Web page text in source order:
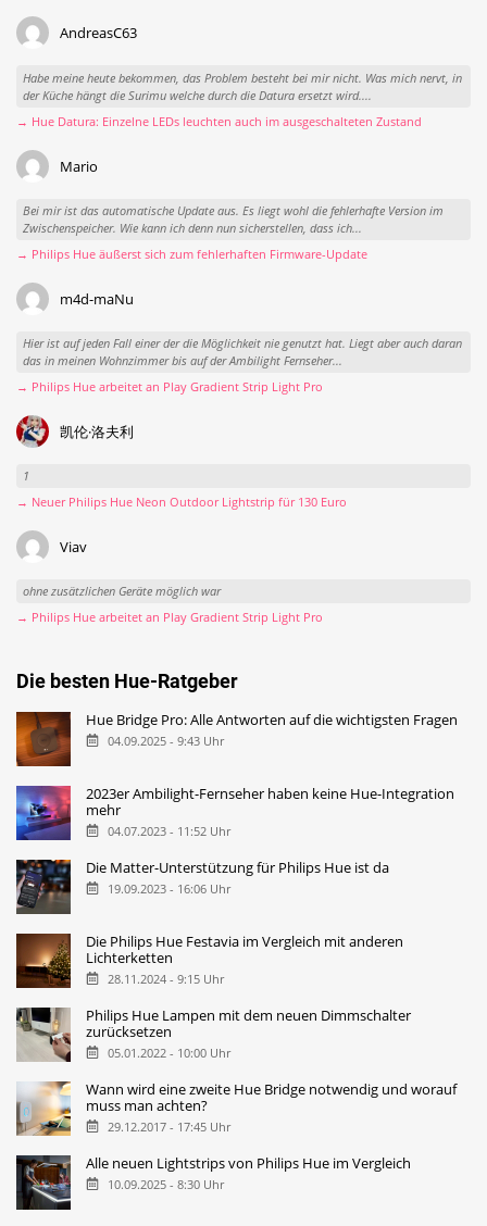
AndreasC63
Habe meine heute bekommen, das Problem besteht bei mir nicht. Was mich nervt, in
der Küche hängt die Surimu welche durch die Datura ersetzt wird....
→ Hue Datura: Einzelne LEDs leuchten auch im ausgeschalteten Zustand
Mario
Bei mir ist das automatische Update aus. Es liegt wohl die fehlerhafte Version im
Zwischenspeicher. Wie kann ich denn nun sicherstellen, dass ich...
→ Philips Hue äußerst sich zum fehlerhaften Firmware-Update
m4d-maNu
Hier ist auf jeden Fall einer der die Möglichkeit nie genutzt hat. Liegt aber auch daran
das in meinen Wohnzimmer bis auf der Ambilight Fernseher...
→ Philips Hue arbeitet an Play Gradient Strip Light Pro
凯伦·洛夫利
1
→ Neuer Philips Hue Neon Outdoor Lightstrip für 130 Euro
Viav
ohne zusätzlichen Geräte möglich war
→ Philips Hue arbeitet an Play Gradient Strip Light Pro
Die besten Hue-Ratgeber
Hue Bridge Pro: Alle Antworten auf die wichtigsten Fragen
04.09.2025 - 9:43 Uhr
2023er Ambilight-Fernseher haben keine Hue-Integration
mehr
04.07.2023 - 11:52 Uhr
Die Matter-Unterstützung für Philips Hue ist da
19.09.2023 - 16:06 Uhr
Die Philips Hue Festavia im Vergleich mit anderen
Lichterketten
28.11.2024 - 9:15 Uhr
Philips Hue Lampen mit dem neuen Dimmschalter
zurücksetzen
05.01.2022 - 10:00 Uhr
Wann wird eine zweite Hue Bridge notwendig und worauf
muss man achten?
29.12.2017 - 17:45 Uhr
Alle neuen Lightstrips von Philips Hue im Vergleich
10.09.2025 - 8:30 Uhr